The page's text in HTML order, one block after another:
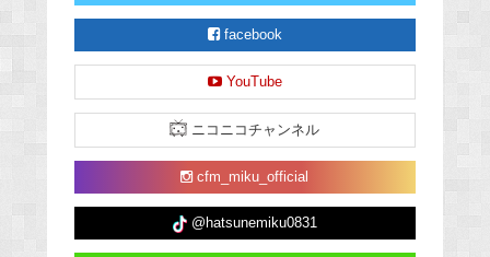
facebook
YouTube
ニコニコチャンネル
cfm_miku_official
@hatsunemiku0831